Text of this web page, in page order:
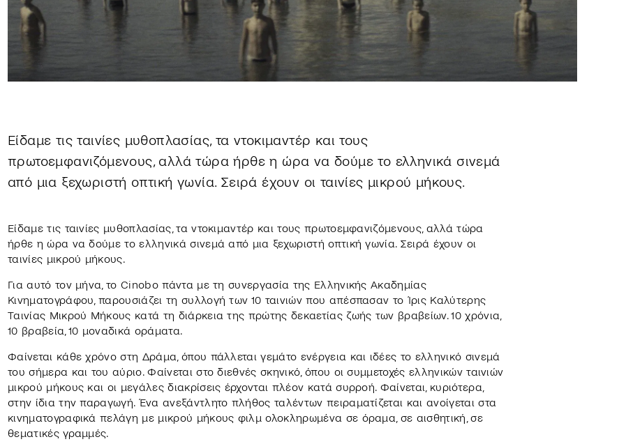
Είδαμε τις ταινίες μυθοπλασίας, τα ντοκιμαντέρ και τους
πρωτοεμφανιζόμενους, αλλά τώρα ήρθε η ώρα να δούμε το ελληνικά σινεμά
από μια ξεχωριστή οπτική γωνία. Σειρά έχουν οι ταινίες μικρού μήκους.
Είδαμε τις ταινίες μυθοπλασίας, τα ντοκιμαντέρ και τους πρωτοεμφανιζόμενους, αλλά τώρα
ήρθε η ώρα να δούμε το ελληνικά σινεμά από μια ξεχωριστή οπτική γωνία. Σειρά έχουν οι
ταινίες μικρού μήκους.
Για αυτό τον μήνα, το Cinobo πάντα με τη συνεργασία της Ελληνικής Ακαδημίας
Κινηματογράφου, παρουσιάζει τη συλλογή των 10 ταινιών που απέσπασαν το Ίρις Καλύτερης
Ταινίας Μικρού Μήκους κατά τη διάρκεια της πρώτης δεκαετίας ζωής των βραβείων. 10 χρόνια,
10 βραβεία, 10 μοναδικά οράματα.
Φαίνεται κάθε χρόνο στη Δράμα, όπου πάλλεται γεμάτο ενέργεια και ιδέες το ελληνικό σινεμά
του σήμερα και του αύριο. Φαίνεται στο διεθνές σκηνικό, όπου οι συμμετοχές ελληνικών ταινιών
μικρού μήκους και οι μεγάλες διακρίσεις έρχονται πλέον κατά συρροή. Φαίνεται, κυριότερα,
στην ίδια την παραγωγή. Ένα ανεξάντλητο πλήθος ταλέντων πειραματίζεται και ανοίγεται στα
κινηματογραφικά πελάγη με μικρού μήκους φιλμ ολοκληρωμένα σε όραμα, σε αισθητική, σε
θεματικές γραμμές.